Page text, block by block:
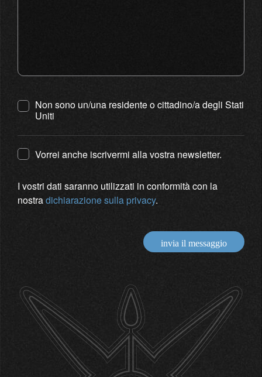
Non sono un/una residente o cittadino/a degli Stati
Uniti
Vorrei anche iscrivermi alla vostra newsletter.
I vostri dati saranno utilizzati in conformità con la
nostradichiarazione sulla privacy.
invia il messaggio